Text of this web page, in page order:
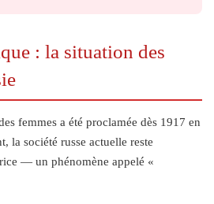
: la situation des
femmes a été proclamée dès 1917 en
la société russe actuelle reste
— un phénomène appelé «